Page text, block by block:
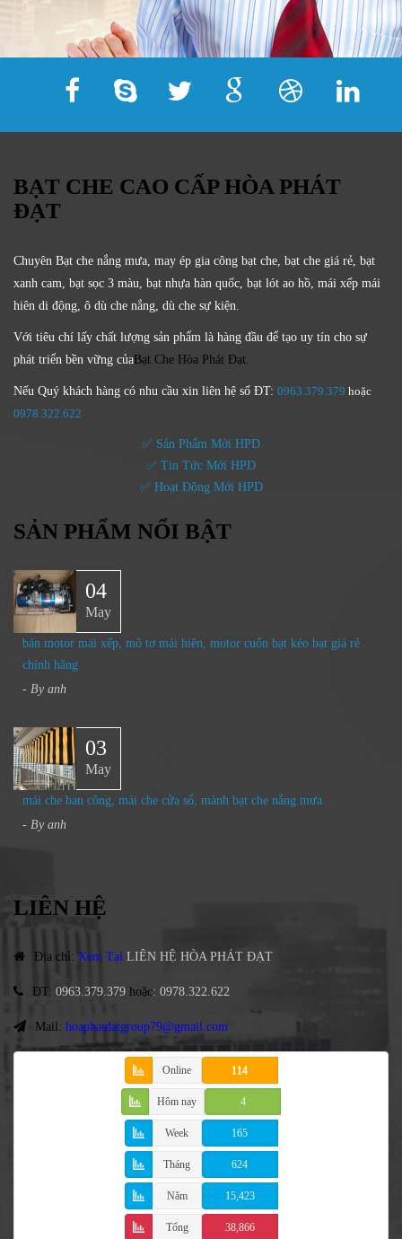
BẠT CHE CAO CẤP HÒA PHÁT
ĐẠT
Chuyên Bạt che nắng mưa, may ép gia công bạt che, bạt che giá rẻ, bạt
xanh cam, bạt sọc 3 màu, bạt nhựa hàn quốc, bạt lót ao hồ, mái xếp mái
hiên di động, ô dù che nắng, dù che sự kiện.
Với tiêu chí lấy chất lượng sản phẩm là hàng đầu để tạo uy tín cho sự
phát triển bền vững của Bạt Che Hòa Phát Đạt.
Nếu Quý khách hàng có nhu cầu xin liên hệ số ĐT: 0963.379.379 hoặc
0978.322.622
✅ Sản Phẩm Mới HPD
✅ Tin Tức Mới HPD
✅ Hoạt Động Mới HPD
SẢN PHẨM NỔI BẬT
04
May
bán motor mái xếp, mô tơ mái hiên, motor cuốn bạt kéo bạt giá rẻ
chính hãng
- By anh
03
May
mái che ban công, mái che cửa sổ, mành bạt che nắng mưa
- By anh
LIÊN HỆ
Địa chỉ: Xem Tại LIÊN HỆ HÒA PHÁT ĐẠT
ĐT: 0963.379.379 hoặc: 0978.322.622
Mail: hoaphatdatgroup79@gmail.com
Online 114
Hôm nay 4
Week 165
Tháng 624
Năm 15,423
Tổng 38,866